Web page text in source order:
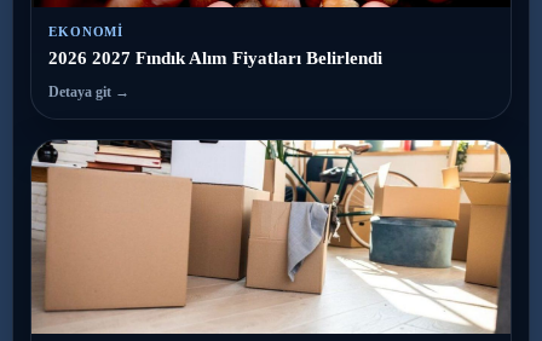
EKONOMI
2026 2027 Fındık Alım Fiyatları Belirlendi
Detaya git →